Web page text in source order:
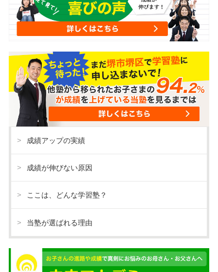
成績アップの実績
成績が伸びない原因
ここは、どんな学習塾？
当塾が選ばれる理由